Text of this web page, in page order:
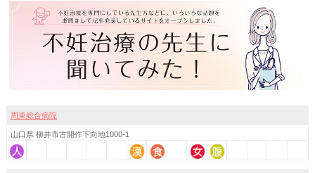
周東総合病院
山口県 柳井市古開作下向地1000-1